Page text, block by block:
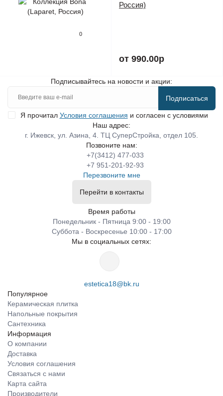
0
Россия)
от 990.00р
Подписывайтесь на новости и акции:
Подписаться
Я прочитал Условия соглашения и согласен с условиями
Наш адрес:
г. Ижевск, ул. Азина, 4. ТЦ СуперСтройка, отдел 105.
Позвоните нам:
+7(3412) 477-033
+7 951-201-92-93
Перезвоните мне
Перейти в контакты
Время работы
Понедельник - Пятница 9:00 - 19:00
Суббота - Воскресенье 10:00 - 17:00
Мы в социальных сетях:
estetica18@bk.ru
Популярное
Керамическая плитка
Напольные покрытия
Сантехника
Информация
О компании
Доставка
Условия соглашения
Связаться с нами
Карта сайта
Производители